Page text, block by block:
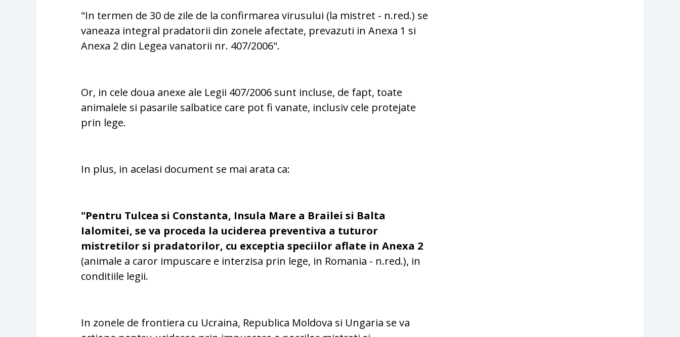
"In termen de 30 de zile de la confirmarea virusului (la mistret - n.red.) se
vaneaza integral pradatorii din zonele afectate, prevazuti in Anexa 1 si
Anexa 2 din Legea vanatorii nr. 407/2006".
Or, in cele doua anexe ale Legii 407/2006 sunt incluse, de fapt, toate
animalele si pasarile salbatice care pot fi vanate, inclusiv cele protejate
prin lege.
In plus, in acelasi document se mai arata ca:
"Pentru Tulcea si Constanta, Insula Mare a Brailei si Balta
Ialomitei, se va proceda la uciderea preventiva a tuturor
mistretilor si pradatorilor, cu exceptia speciilor aflate in Anexa 2
(animale a caror impuscare e interzisa prin lege, in Romania - n.red.), in
conditiile legii.
In zonele de frontiera cu Ucraina, Republica Moldova si Ungaria se va